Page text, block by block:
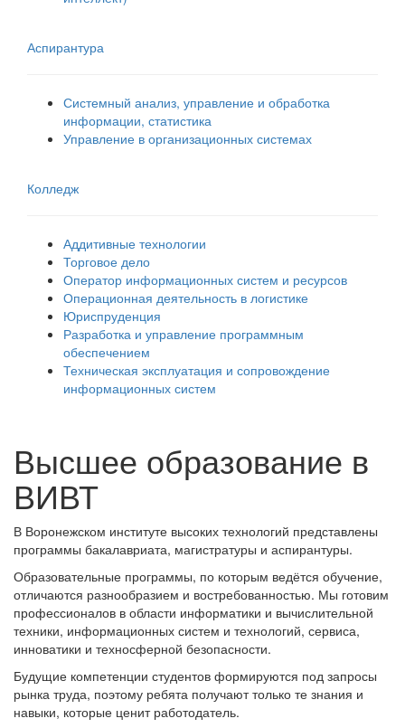
Аспирантура
Системный анализ, управление и обработка
информации, статистика
Управление в организационных системах
Колледж
Аддитивные технологии
Торговое дело
Оператор информационных систем и ресурсов
Операционная деятельность в логистике
Юриспруденция
Разработка и управление программным
обеспечением
Техническая эксплуатация и сопровождение
информационных систем
Высшее образование в
ВИВТ
В Воронежском институте высоких технологий представлены
программы бакалавриата, магистратуры и аспирантуры.
Образовательные программы, по которым ведётся обучение,
отличаются разнообразием и востребованностью. Мы готовим
профессионалов в области информатики и вычислительной
техники, информационных систем и технологий, сервиса,
инноватики и техносферной безопасности.
Будущие компетенции студентов формируются под запросы
рынка труда, поэтому ребята получают только те знания и
навыки, которые ценит работодатель.